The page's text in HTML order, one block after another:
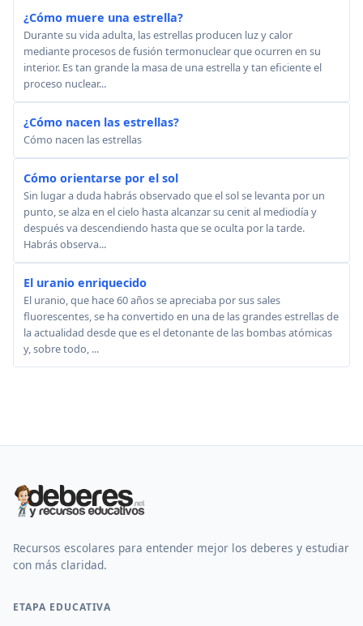
¿Cómo muere una estrella?
Durante su vida adulta, las estrellas producen luz y calor
mediante procesos de fusión termonuclear que ocurren en su
interior. Es tan grande la masa de una estrella y tan eficiente el
proceso nuclear...
¿Cómo nacen las estrellas?
Cómo nacen las estrellas
Cómo orientarse por el sol
Sin lugar a duda habrás observado que el sol se levanta por un
punto, se alza en el cielo hasta alcanzar su cenit al mediodía y
después va descendiendo hasta que se oculta por la tarde.
Habrás observa...
El uranio enriquecido
El uranio, que hace 60 años se apreciaba por sus sales
fluorescentes, se ha convertido en una de las grandes estrellas de
la actualidad desde que es el detonante de las bombas atómicas
y, sobre todo, ...
Recursos escolares para entender mejor los deberes y estudiar
con más claridad.
ETAPA EDUCATIVA